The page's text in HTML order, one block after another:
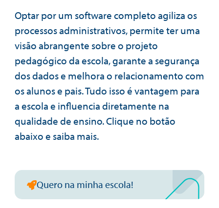
Optar por um software completo agiliza os
processos administrativos, permite ter uma
visão abrangente sobre o projeto
pedagógico da escola, garante a segurança
dos dados e melhora o relacionamento com
os alunos e pais. Tudo isso é vantagem para
a escola e influencia diretamente na
qualidade de ensino. Clique no botão
abaixo e saiba mais.
Quero na minha escola!